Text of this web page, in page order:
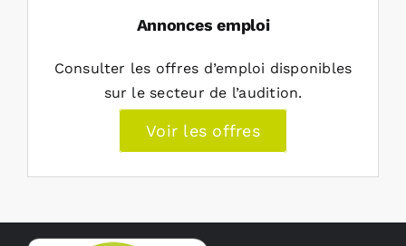
Annonces emploi
Consulter les offres d’emploi disponibles
sur le secteur de l’audition.
Voir les offres